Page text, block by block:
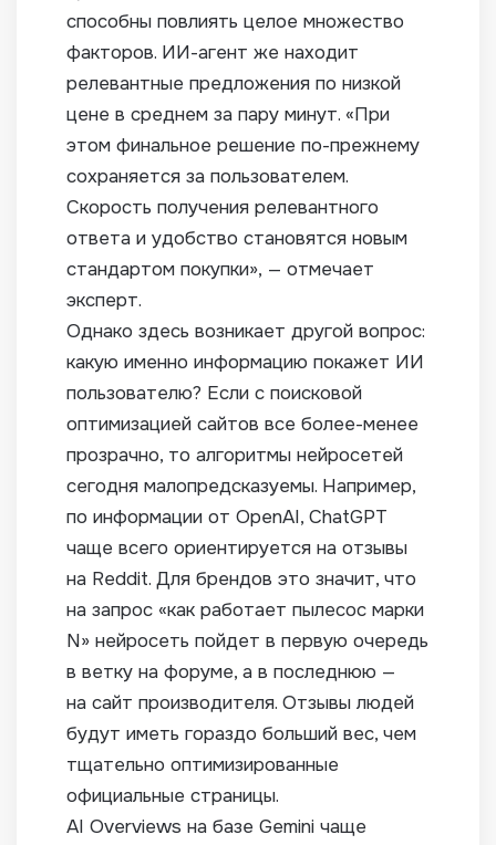
способны повлиять целое множество
факторов. ИИ-агент же находит
релевантные предложения по низкой
цене в среднем за пару минут. «При
этом финальное решение по-прежнему
сохраняется за пользователем.
Скорость получения релевантного
ответа и удобство становятся новым
стандартом покупки», — отмечает
эксперт.
Однако здесь возникает другой вопрос:
какую именно информацию покажет ИИ
пользователю? Если с поисковой
оптимизацией сайтов все более-менее
прозрачно, то алгоритмы нейросетей
сегодня малопредсказуемы. Например,
по информации от OpenAI, ChatGPT
чаще всего ориентируется на отзывы
на Reddit. Для брендов это значит, что
на запрос «как работает пылесос марки
N» нейросеть пойдет в первую очередь
в ветку на форуме, а в последнюю —
на сайт производителя. Отзывы людей
будут иметь гораздо больший вес, чем
тщательно оптимизированные
официальные страницы.
AI Overviews на базе Gemini чаще